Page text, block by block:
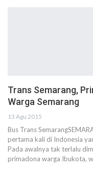
Trans Semarang,
Warga Semarang
13 Agu 2015
Bus Trans
pertama kali di Indonesia
Pada awalnya tak terlalu
primadona warga Ibukota,